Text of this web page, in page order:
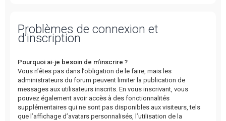
Problèmes de connexion et
d’inscription
Pourquoi ai-je besoin de m’inscrire ?
Vous n’êtes pas dans l’obligation de le faire, mais les
administrateurs du forum peuvent limiter la publication de
messages aux utilisateurs inscrits. En vous inscrivant, vous
pouvez également avoir accès à des fonctionnalités
supplémentaires qui ne sont pas disponibles aux visiteurs, tels
que l’affichage d’avatars personnalisés, l’utilisation de la